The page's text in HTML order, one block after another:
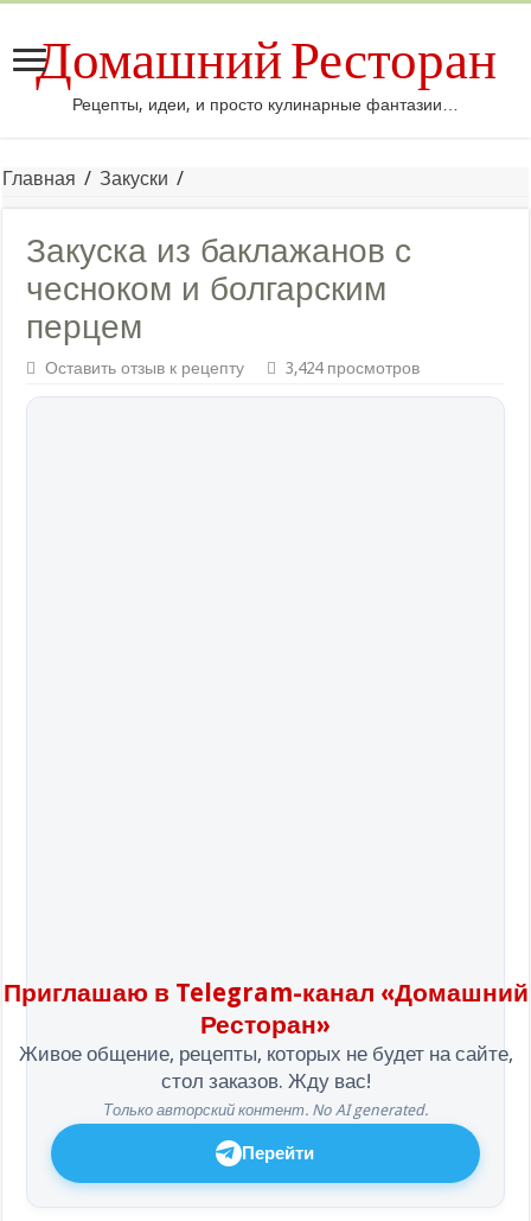
Домашний Ресторан
Рецепты, идеи, и просто кулинарные фантазии…
Главная / Закуски /
Закуска из баклажанов с
чесноком и болгарским
перцем
Оставить отзыв к рецепту 3,424 просмотров
Приглашаю в Telegram-канал «Домашний
Ресторан»
Живое общение, рецепты, которых не будет на сайте,
стол заказов. Жду вас!
Только авторский контент. No AI generated.
Перейти